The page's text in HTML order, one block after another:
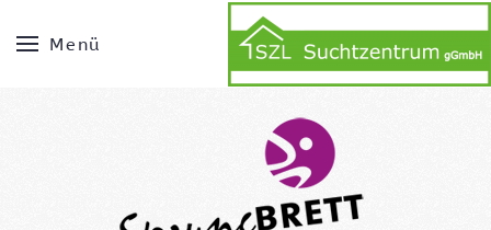
Menü